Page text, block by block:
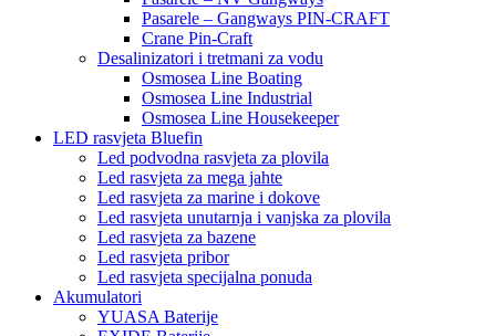
Pasarele – Gangways PIN-CRAFT
Crane Pin-Craft
Desalinizatori i tretmani za vodu
Osmosea Line Boating
Osmosea Line Industrial
Osmosea Line Housekeeper
LED rasvjeta Bluefin
Led podvodna rasvjeta za plovila
Led rasvjeta za mega jahte
Led rasvjeta za marine i dokove
Led rasvjeta unutarnja i vanjska za plovila
Led rasvjeta za bazene
Led rasvjeta pribor
Led rasvjeta specijalna ponuda
Akumulatori
YUASA Baterije